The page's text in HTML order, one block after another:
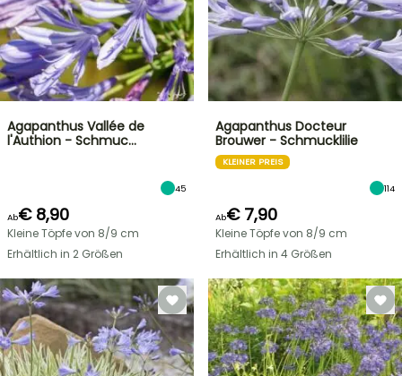
Agapanthus Vallée de
l'Authion - Schmuc…
45
Ab€ 8,90
Kleine Töpfe von 8/9 cm
Erhältlich in 2 Größen
Agapanthus Docteur
Brouwer - Schmucklilie
KLEINER PREIS
114
Ab€ 7,90
Kleine Töpfe von 8/9 cm
Erhältlich in 4 Größen